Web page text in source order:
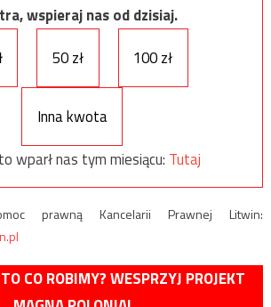
wspieraj nas od dzisiaj.
50 zł 100 zł
Inna kwota
wparł nas tym miesiącu: Tutaj
prawną Kancelarii Prawnej Litwin:
CO ROBIMY? WESPRZYJ PROJEKT